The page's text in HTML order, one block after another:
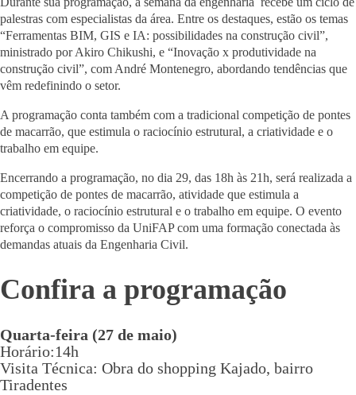
palestras com especialistas da área. Entre os destaques, estão os temas
“Ferramentas BIM, GIS e IA: possibilidades na construção civil”,
ministrado por Akiro Chikushi, e “Inovação x produtividade na
construção civil”, com André Montenegro, abordando tendências que
vêm redefinindo o setor.
A programação conta também com a tradicional competição de pontes
de macarrão, que estimula o raciocínio estrutural, a criatividade e o
trabalho em equipe.
Encerrando a programação, no dia 29, das 18h às 21h, será realizada a
competição de pontes de macarrão, atividade que estimula a
criatividade, o raciocínio estrutural e o trabalho em equipe. O evento
reforça o compromisso da UniFAP com uma formação conectada às
demandas atuais da Engenharia Civil.
Confira a programação
Quarta-feira (27 de maio)
Horário:14h
Visita Técnica: Obra do shopping Kajado, bairro
Tiradentes